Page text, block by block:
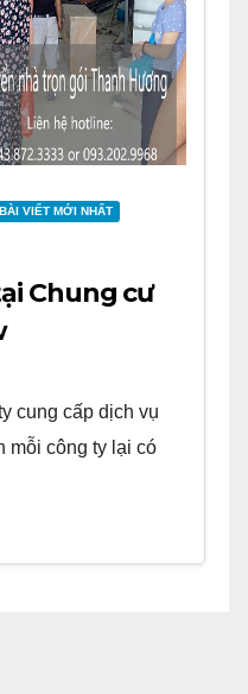
BÀI VIẾT MỚI NHẤT
Chung cư
cung cấp dịch vụ
mỗi công ty lại có